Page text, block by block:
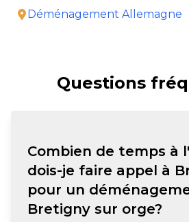
Déménagement Allemagne
Questions
Combien de temps à
dois-je faire appel à
pour un
Bretigny sur orge?